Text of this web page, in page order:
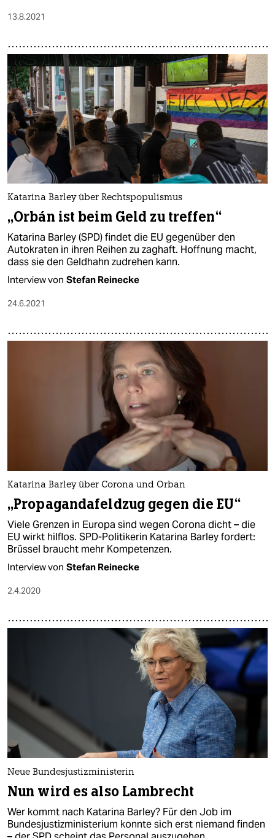
13.8.2021
Katarina Barley über Rechtspopulismus
„Orbán ist beim Geld zu treffen“
Katarina Barley (SPD) findet die EU gegenüber den
Autokraten in ihren Reihen zu zaghaft. Hoffnung macht,
dass sie den Geldhahn zudrehen kann.
Interview von Stefan Reinecke
24.6.2021
Katarina Barley über Corona und Orban
„Propagandafeldzug gegen die EU“
Viele Grenzen in Europa sind wegen Corona dicht – die
EU wirkt hilflos. SPD-Politikerin Katarina Barley fordert:
Brüssel braucht mehr Kompetenzen.
Interview von Stefan Reinecke
2.4.2020
Neue Bundesjustizministerin
Nun wird es also Lambrecht
Wer kommt nach Katarina Barley? Für den Job im
Bundesjustizministerium konnte sich erst niemand finden